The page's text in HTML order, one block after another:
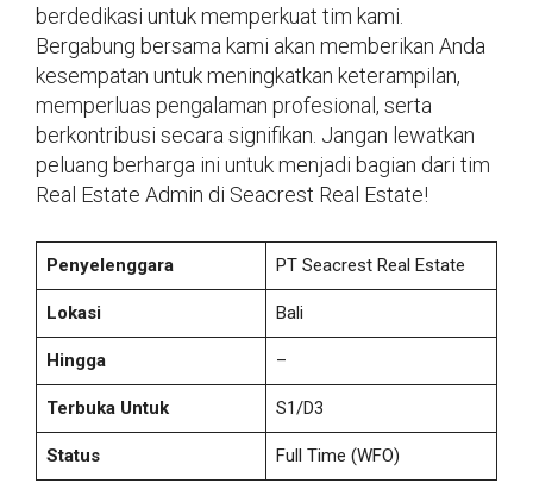
berdedikasi untuk memperkuat tim kami.
Bergabung bersama kami akan memberikan Anda
kesempatan untuk meningkatkan keterampilan,
memperluas pengalaman profesional, serta
berkontribusi secara signifikan. Jangan lewatkan
peluang berharga ini untuk menjadi bagian dari tim
Real Estate Admin di Seacrest Real Estate!
Penyelenggara PT Seacrest Real Estate
Lokasi Bali
Hingga –
Terbuka Untuk S1/D3
Status Full Time (WFO)